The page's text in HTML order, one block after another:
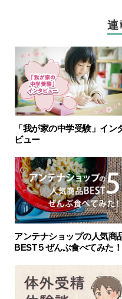
連
「我が家の中学受験」イン
ビュー
アンテナショップの人気商
BEST５ぜんぶ食べてみた！